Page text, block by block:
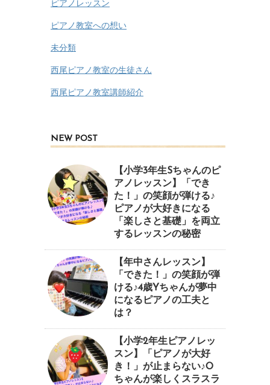
ピアノレッスン
ピアノ教室への想い
未分類
西尾ピアノ教室の生徒さん
西尾ピアノ教室講師紹介
NEW POST
【小学3年生Sちゃんのピ
アノレッスン】「でき
た！」の笑顔が弾ける♪
ピアノが大好きになる
「楽しさと基礎」を両立
するレッスンの秘密
【年中さんレッスン】
「できた！」の笑顔が弾
ける♪4歳Yちゃんが夢中
になるピアノの工夫と
は？
【小学2年生ピアノレッ
スン】「ピアノが大好
き！」が止まらない♪O
ちゃんが楽しくスラスラ